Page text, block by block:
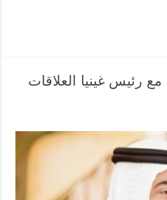
رئيس غينيا العلاقات